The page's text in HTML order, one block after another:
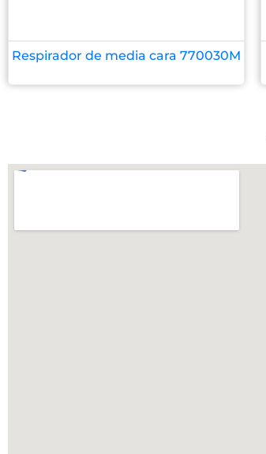
Respirador de media cara 770030M